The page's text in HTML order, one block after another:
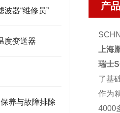
器“维修员”
度变送器
养与故障排除
产
上海
瑞士
了基
作为
4000